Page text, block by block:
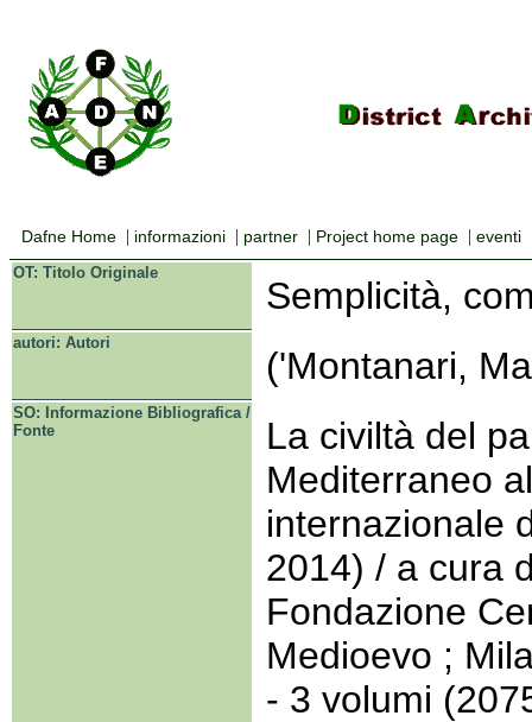
Dafne Home | informazioni | partner | Project home page | eventi
OT: Titolo Originale
Semplicità,
autori: Autori
('Montanari,
SO: Informazione Bibliografica /
Fonte
La civiltà del
Mediterraneo
internazionale
2014) / a cura
Fondazione
Medioevo ;
- 3 volumi